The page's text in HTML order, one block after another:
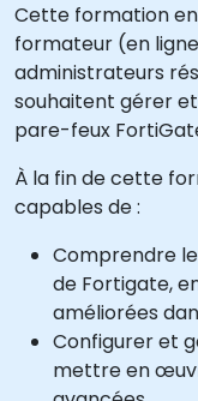
Cette formation
formateur (en
administrateurs
souhaitent gérer
pare-feux
À la fin de cette
capables de :
Comprendre
de Fortigate,
améliorées
Configurer et
mettre en